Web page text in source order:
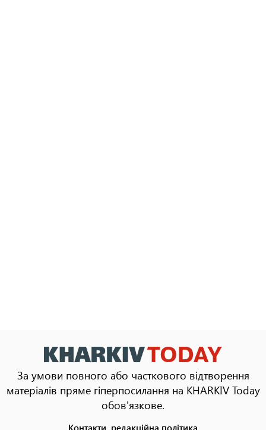
За умови повного або часткового відтворення
матеріалів пряме гіперпосилання на KHARKIV Today
обов'язкове.
Контакти, редакційна політика